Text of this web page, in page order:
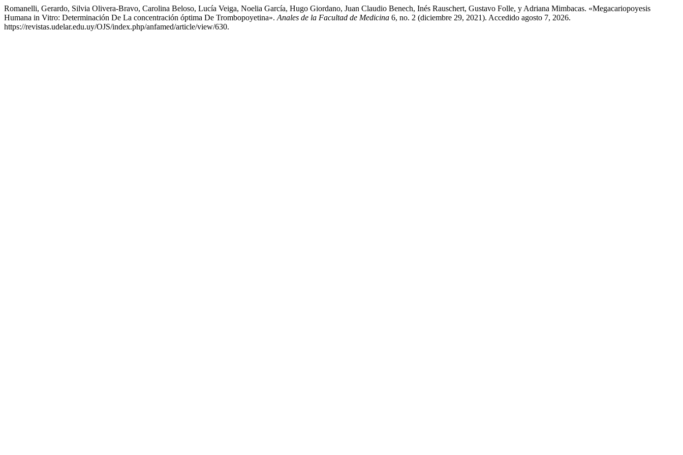
Romanelli, Gerardo, Silvia Olivera-Bravo, Carolina Beloso, Lucía Veiga, Noelia García, Hugo Giordano, Juan Claudio Benech, Inés Rauschert, Gustavo Folle, y Adriana Mimbacas. «Megacariopoyesis
Humana in Vitro: Determinación De La concentración óptima De Trombopoyetina». Anales de la Facultad de Medicina 6, no. 2 (diciembre 29, 2021). Accedido agosto 7, 2026.
https://revistas.udelar.edu.uy/OJS/index.php/anfamed/article/view/630.